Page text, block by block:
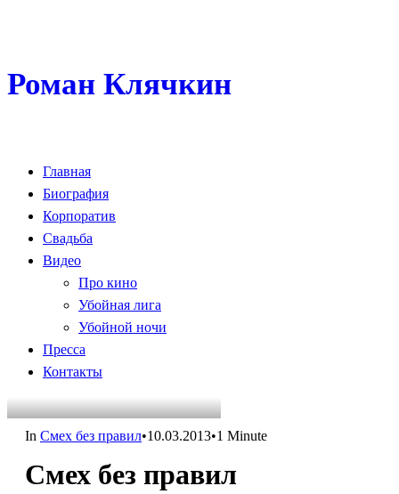
Роман Клячкин
Главная
Биография
Корпоратив
Свадьба
Видео
Про кино
Убойная лига
Убойной ночи
Пресса
Контакты
In Cмех без правил•10.03.2013•1 Minute
Cмех без правил